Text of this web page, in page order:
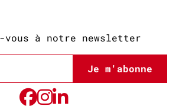
vous à notre newsletter
Je m'abonne